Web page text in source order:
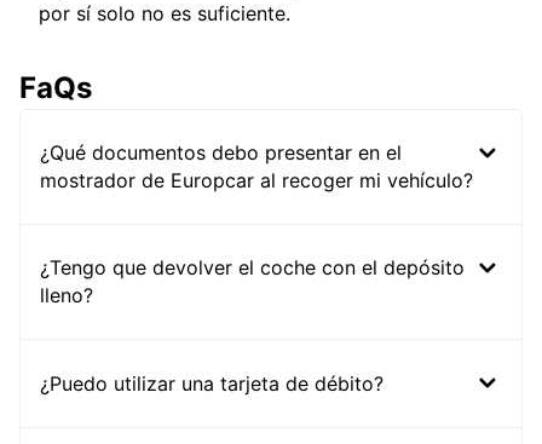
por sí solo no es suficiente.
FaQs
¿Qué documentos debo presentar en el
mostrador de Europcar al recoger mi vehículo?
¿Tengo que devolver el coche con el depósito
lleno?
¿Puedo utilizar una tarjeta de débito?